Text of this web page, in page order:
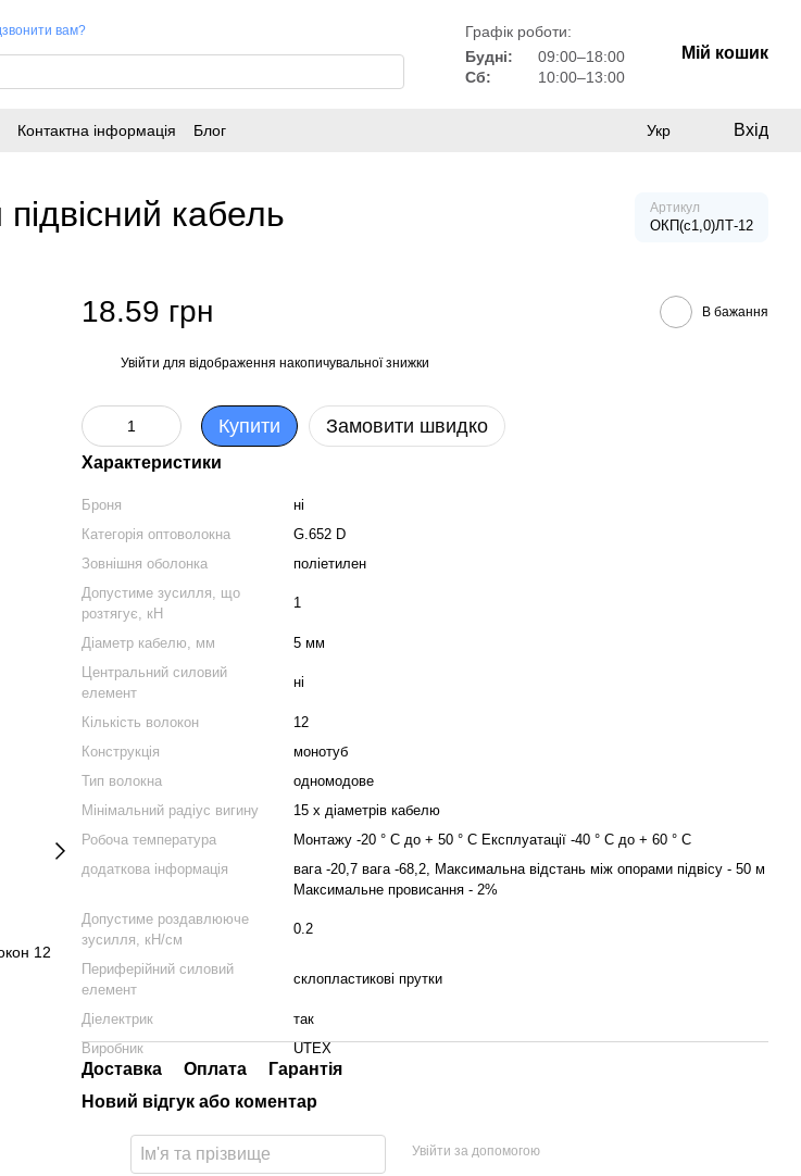
вам?
Графік роботи:
Будні:
09:00–18:00
Сб:
10:00–13:00
Мій кошик
Контактна інформація Блог Укр Вхід
кабель Артикул
ОКП(с1,0)ЛТ-12
12
18.59 грн В бажання
Увійти для відображення накопичувальної знижки
Купити Замовити швидко
Характеристики
Броня
ні
Категорія оптоволокна
G.652 D
Зовнішня оболонка
поліетилен
Допустиме зусилля, що
розтягує, кН
1
Діаметр кабелю, мм
5 мм
Центральний силовий
елемент
ні
Кількість волокон
12
Конструкція
монотуб
Тип волокна
одномодове
Мінімальний радіус вигину
15 х діаметрів кабелю
Робоча температура
Монтажу -20 ° C до + 50 ° C Експлуатації -40 ° C до + 60 ° C
додаткова інформація
вага -20,7 вага -68,2, Максимальна відстань між опорами підвісу - 50 м
Максимальне провисання - 2%
Допустиме роздавлююче
зусилля, кН/см
0.2
Периферійний силовий
елемент
склопластикові прутки
Діелектрик
так
Виробник
UTEX
Доставка Оплата
Гарантія
Новий відгук або коментар
Увійти за допомогою